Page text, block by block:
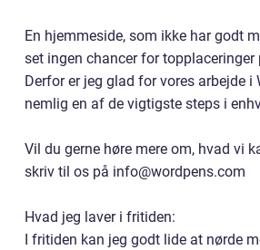
En hjemmeside, som ikke har godt
set ingen chancer for topplaceringer
Derfor er jeg glad for vores arbejde i
nemlig en af de vigtigste steps i
Vil du gerne høre mere om, hvad vi
skriv til os på info@wordpens.com
Hvad jeg laver i fritiden:
I fritiden kan jeg godt lide at nørde